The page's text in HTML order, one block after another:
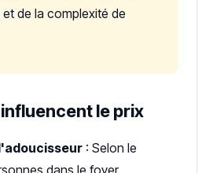
de la complexité de
le prix
: Selon le
dans le foyer